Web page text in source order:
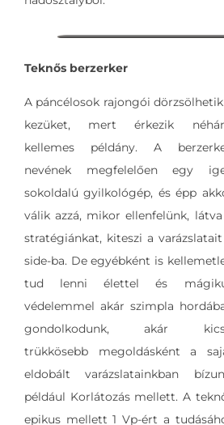
Teknős berzerker
A páncélosok rajongói
kezüket, mert érkezik
kellemes példány. A
nevének megfelelően egy
sokoldalú gyilkológép, és épp
válik azzá, mikor ellenfelünk,
stratégiánkat, kiteszi a
side-ba. De egyébként is
tud lenni élettel és
védelemmel akár szimpla
gondolkodunk, akár
trükkösebb megoldásként a
eldobált varázslatainkban
például Korlátozás mellett. A
epikus mellett 1 Vp-ért a